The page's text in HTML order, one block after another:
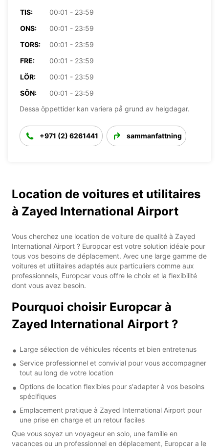
TIS:
00:01 - 23:59
ONS:
00:01 - 23:59
TORS:
00:01 - 23:59
FRE:
00:01 - 23:59
LÖR:
00:01 - 23:59
SÖN:
00:01 - 23:59
Dessa öppettider kan variera på grund av helgdagar.
+971 (2) 6261441 sammanfattning
Location de voitures et utilitaires
à Zayed International Airport
Vous cherchez une location de voiture de qualité à Zayed
International Airport ? Europcar est votre solution idéale pour
tous vos besoins de déplacement. Avec une large gamme de
voitures et utilitaires adaptés aux particuliers comme aux
professionnels, Europcar vous offre le choix et la flexibilité
dont vous avez besoin.
Pourquoi choisir Europcar à
Zayed International Airport ?
Large sélection de véhicules récents et bien entretenus
Service professionnel et convivial pour vous accompagner
tout au long de votre location
Options de location flexibles pour s'adapter à vos besoins
spécifiques
Emplacement pratique à Zayed International Airport pour
une prise en charge et un retour faciles
Que vous soyez un voyageur en solo, une famille en
vacances ou un professionnel en déplacement, Europcar a le